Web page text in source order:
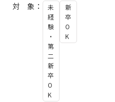
対 象：
未
経
験
・
第
二
新
卒
O
K
新
卒
O
K